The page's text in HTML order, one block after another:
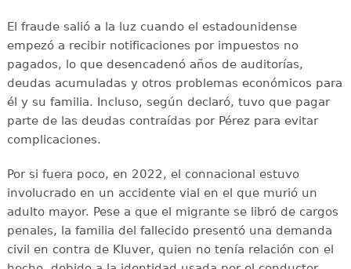
El fraude salió a la luz cuando el estadounidense
empezó a recibir notificaciones por impuestos no
pagados, lo que desencadenó años de auditorías,
deudas acumuladas y otros problemas económicos para
él y su familia. Incluso, según declaró, tuvo que pagar
parte de las deudas contraídas por Pérez para evitar
complicaciones.
Por si fuera poco, en 2022, el connacional estuvo
involucrado en un accidente vial en el que murió un
adulto mayor. Pese a que el migrante se libró de cargos
penales, la familia del fallecido presentó una demanda
civil en contra de Kluver, quien no tenía relación con el